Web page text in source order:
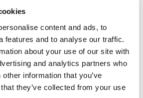
content and ads, to
features and to analyse our traffic.
about your use of our site with
and analytics partners who
information that you’ve
they’ve collected from your use